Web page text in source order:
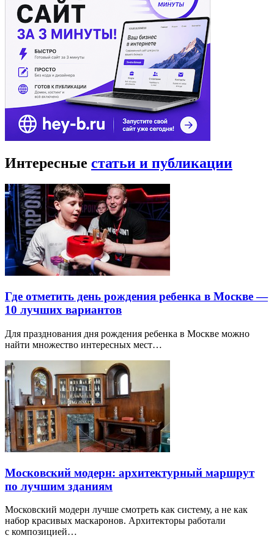
Интересные статьи и публикации
Где отметить день рождения ребенка в Москве —
10 лучших вариантов
Для празднования дня рождения ребенка в Москве можно
найти множество интересных мест…
Московский модерн: архитектурный маршрут
по лучшим зданиям
Московский модерн лучше смотреть как систему, а не как
набор красивых маскаронов. Архитекторы работали
с композицией…